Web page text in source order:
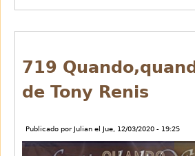
ciudad
sueños.
719
de Tony Renis
Publicado por Julian el Jue, 12/03/2020 - 19:25